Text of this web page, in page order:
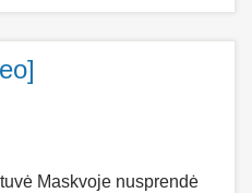
Maskvoje nusprendė